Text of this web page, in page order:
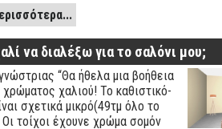
να διαλέξω για το σαλόνι μου;
“Θα ήθελα μια βοήθεια
χαλιού! Το καθιστικό-
σχετικά μικρό(49τμ όλο το
Οι τοίχοι έχουνε χρώμα σομόν